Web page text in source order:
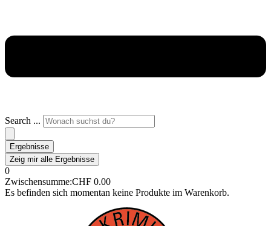
Search ...
Ergebnisse
Zeig mir alle Ergebnisse
0
Zwischensumme:CHF 0.00
Es befinden sich momentan keine Produkte im Warenkorb.